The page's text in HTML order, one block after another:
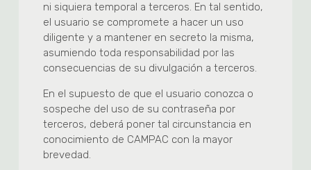
ni siquiera temporal a terceros. En tal sentido,
el usuario se compromete a hacer un uso
diligente y a mantener en secreto la misma,
asumiendo toda responsabilidad por las
consecuencias de su divulgación a terceros.
En el supuesto de que el usuario conozca o
sospeche del uso de su contraseña por
terceros, deberá poner tal circunstancia en
conocimiento de CAMPAC con la mayor
brevedad.